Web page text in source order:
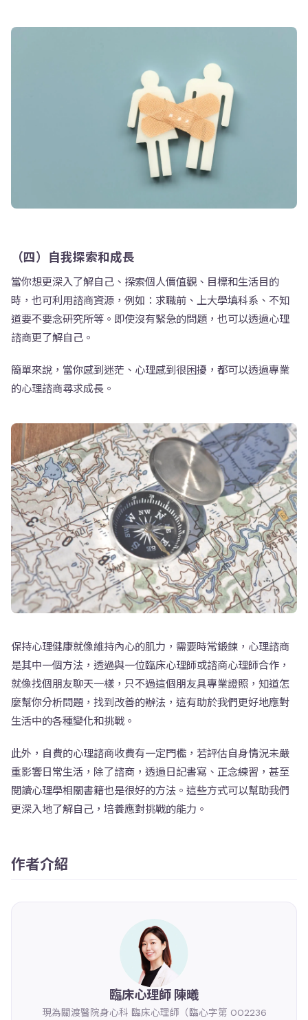
（四）自我探索和成長
當你想更深入了解自己、探索個人價值觀、目標和生活目的
時，也可利用諮商資源，例如：求職前、上大學填科系、不知
道要不要念研究所等。即使沒有緊急的問題，也可以透過心理
諮商更了解自己。
簡單來說，當你感到迷茫、心理感到很困擾，都可以透過專業
的心理諮商尋求成長。
保持心理健康就像維持內心的肌力，需要時常鍛鍊，心理諮商
是其中一個方法，透過與一位臨床心理師或諮商心理師合作，
就像找個朋友聊天一樣，只不過這個朋友具專業證照，知道怎
麼幫你分析問題，找到改善的辦法，這有助於我們更好地應對
生活中的各種變化和挑戰。
此外，自費的心理諮商收費有一定門檻，若評估自身情況未嚴
重影響日常生活，除了諮商，透過日記書寫、正念練習，甚至
閱讀心理學相關書籍也是很好的方法。這些方式可以幫助我們
更深入地了解自己，培養應對挑戰的能力。
作者介紹
臨床心理師 陳曦
現為關渡醫院身心科 臨床心理師（臨心字第 002236